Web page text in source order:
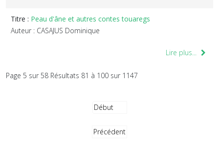
Titre : Peau d'âne et autres contes touaregs
Auteur : CASAJUS Dominique
Lire plus...
Page 5 sur 58 Résultats 81 à 100 sur 1147
Début
Précédent